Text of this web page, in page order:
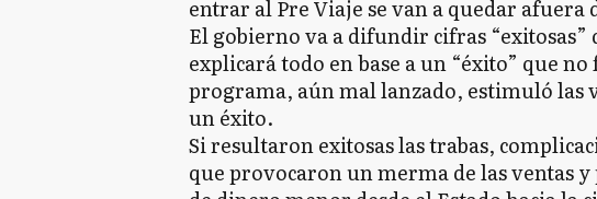
entrar al Pre Viaje se van a quedar afuera
El gobierno va a difundir cifras “exitosas”
explicará todo en base a un “éxito” que
programa, aún mal lanzado, estimuló las
un éxito.
Si resultaron exitosas las trabas,
que provocaron un merma de las ventas